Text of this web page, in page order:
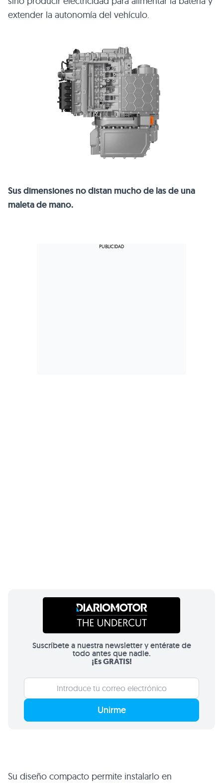
extender la autonomía del vehículo.
Sus dimensiones no distan mucho de las de una
maleta de mano.
Suscríbete a nuestra newsletter y entérate de
todo antes que nadie.
¡Es GRATIS!
Unirme
Su diseño compacto permite instalarlo en